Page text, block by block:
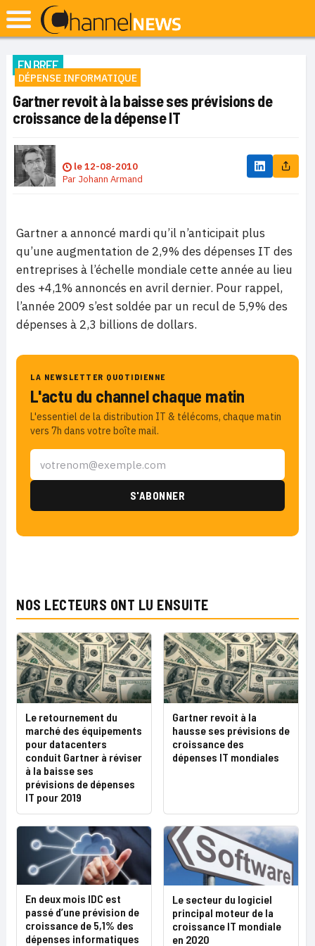
EN BREF
DÉPENSE INFORMATIQUE
Gartner revoit à la baisse ses prévisions de
croissance de la dépense IT
le12-08-2010
Par Johann Armand
Gartner a annoncé mardi qu’il n’anticipait plus
qu’une augmentation de 2,9% des dépenses IT des
entreprises à l’échelle mondiale cette année au lieu
des +4,1% annoncés en avril dernier. Pour rappel,
l’année 2009 s’est soldée par un recul de 5,9% des
dépenses à 2,3 billions de dollars.
LA NEWSLETTER QUOTIDIENNE
L'actu du channel chaque matin
L'essentiel de la distribution IT & télécoms, chaque matin
vers 7h dans votre boîte mail.
NOS LECTEURS ONT LU ENSUITE
Le retournement du
marché des équipements
pour datacenters
conduit Gartner à réviser
à la baisse ses
prévisions de dépenses
IT pour 2019
Gartner revoit à la
hausse ses prévisions de
croissance des
dépenses IT mondiales
En deux mois IDC est
passé d’une prévision de
croissance de 5,1% des
dépenses informatiques
Le secteur du logiciel
principal moteur de la
croissance IT mondiale
en 2020